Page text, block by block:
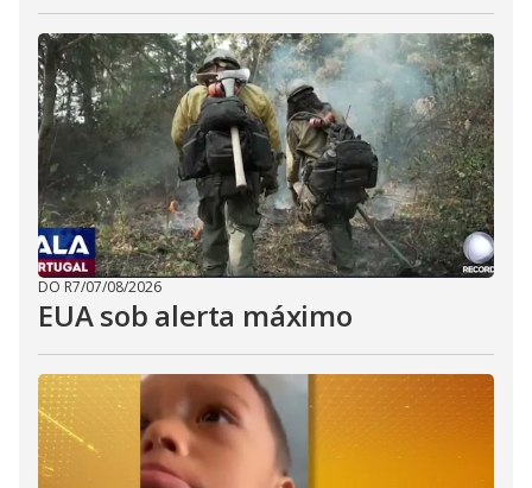
DO R7/07/08/2026
EUA sob alerta máximo